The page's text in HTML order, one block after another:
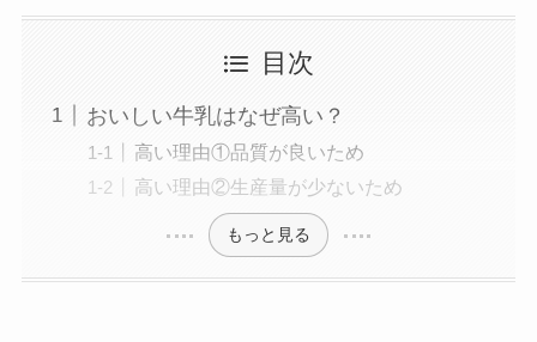
目次
おいしい牛乳はなぜ高い？
高い理由①品質が良いため
高い理由②生産量が少ないため
もっと見る